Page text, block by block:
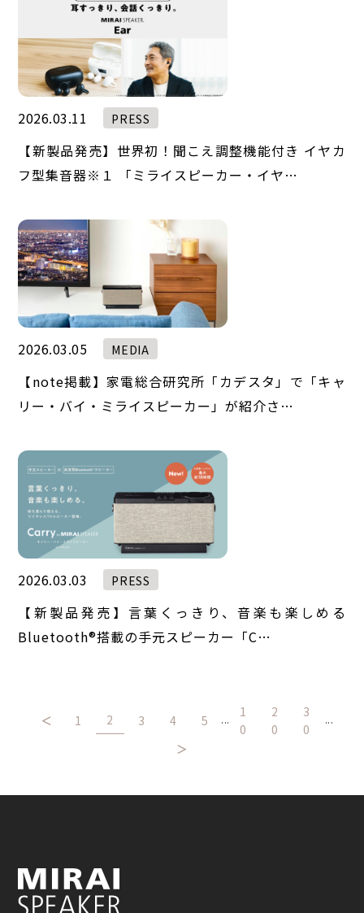
2026.03.11 PRESS
【新製品発売】世界初！聞こえ調整機能付き イヤカ
フ型集音器※１ 「ミライスピーカー・イヤ…
2026.03.05 MEDIA
【note掲載】家電総合研究所「カデスタ」で「キャ
リー・バイ・ミライスピーカー」が紹介さ…
2026.03.03 PRESS
【新製品発売】言葉くっきり、音楽も楽しめる
Bluetooth®︎搭載の手元スピーカー「C…
＜ 1 2 3 4 5 ...
1
0
2
0
3
0
...
＞